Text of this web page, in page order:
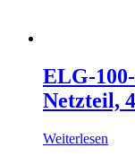
ELG-
Netzteil,
Weiterlesen